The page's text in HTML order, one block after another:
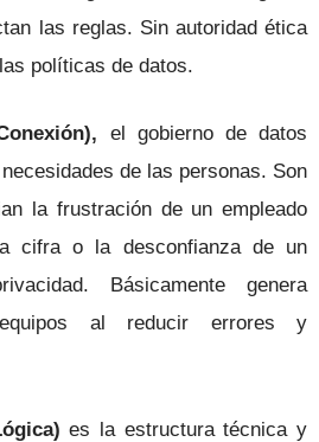
las reglas. Sin autoridad ética
políticas de datos.
el gobierno de datos
de las personas. Son
la frustración de un empleado
cifra o la desconfianza de un
Básicamente genera
al reducir errores y
es la estructura técnica y